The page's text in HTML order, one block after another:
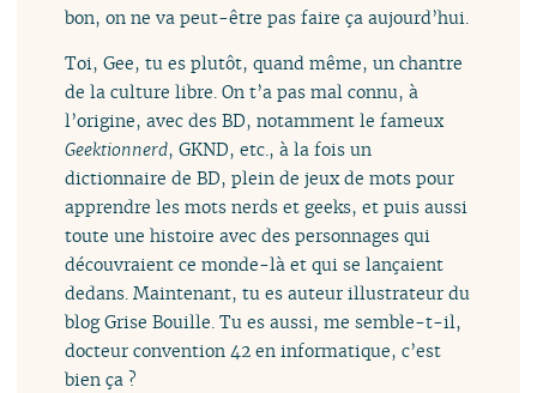
bon, on ne va peut-être pas faire ça aujourd’hui.
Toi, Gee, tu es plutôt, quand même, un chantre
de la culture libre. On t’a pas mal connu, à
l’origine, avec des BD, notamment le fameux
Geektionnerd, GKND, etc., à la fois un
dictionnaire de BD, plein de jeux de mots pour
apprendre les mots nerds et geeks, et puis aussi
toute une histoire avec des personnages qui
découvraient ce monde-là et qui se lançaient
dedans. Maintenant, tu es auteur illustrateur du
blog Grise Bouille. Tu es aussi, me semble-t-il,
docteur convention 42 en informatique, c’est
bien ça ?